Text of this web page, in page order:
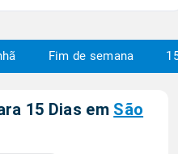
Fim de semana
15 Dias em São